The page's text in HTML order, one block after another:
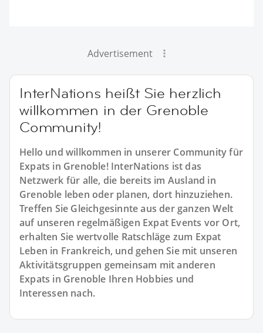
Advertisement
InterNations heißt Sie herzlich
willkommen in der Grenoble
Community!
Hello und willkommen in unserer Community für
Expats in Grenoble! InterNations ist das
Netzwerk für alle, die bereits im Ausland in
Grenoble leben oder planen, dort hinzuziehen.
Treffen Sie Gleichgesinnte aus der ganzen Welt
auf unseren regelmäßigen Expat Events vor Ort,
erhalten Sie wertvolle Ratschläge zum Expat
Leben in Frankreich, und gehen Sie mit unseren
Aktivitätsgruppen gemeinsam mit anderen
Expats in Grenoble Ihren Hobbies und
Interessen nach.